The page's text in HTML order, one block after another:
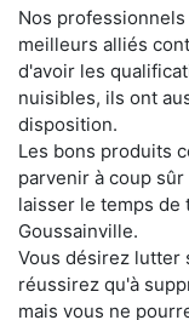
Nos
meilleurs alliés
d'avoir les
nuisibles, ils ont
disposition.
Les bons produits
parvenir à coup
laisser le temps de
Goussainville.
Vous désirez lutter
réussirez qu'à
mais vous ne